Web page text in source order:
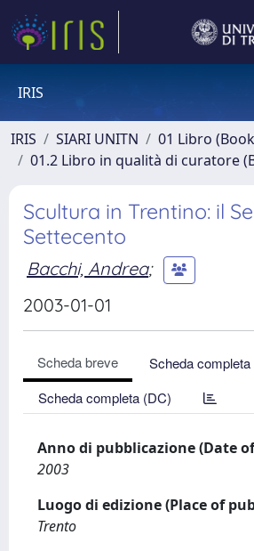
IRIS
IRIS SIARI UNITN
01 Libro
01.2 Libro in qualità di curatore
Scultura in Trentino: il
Settecento
Bacchi, Andrea;
2003-01-01
Scheda breve
Scheda completa
Scheda completa (DC)
Anno di pubblicazione (Date
2003
Luogo di edizione (Place of
Trento